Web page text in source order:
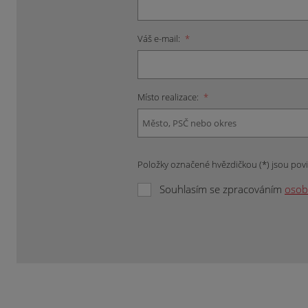
Váš e-mail: *
Místo realizace: *
Položky označené hvězdičkou (*) jsou
Souhlasím se zpracováním